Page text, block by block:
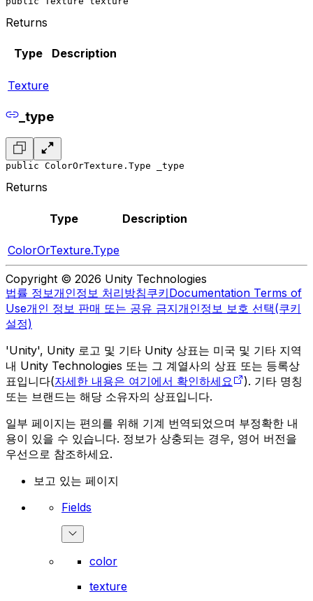
Returns
Type Description
Texture
_type
public ColorOrTexture.Type _type
Returns
Type Description
ColorOrTexture.Type
Copyright © 2026 Unity Technologies
법률 정보개인정보 처리방침쿠키Documentation Terms of
Use개인 정보 판매 또는 공유 금지개인정보 보호 선택(쿠키
설정)
'Unity', Unity 로고 및 기타 Unity 상표는 미국 및 기타 지역
내 Unity Technologies 또는 그 계열사의 상표 또는 등록상
표입니다(자세한 내용은 여기에서 확인하세요
). 기타 명칭
또는 브랜드는 해당 소유자의 상표입니다.
일부 페이지는 편의를 위해 기계 번역되었으며 부정확한 내
용이 있을 수 있습니다. 정보가 상충되는 경우, 영어 버전을
우선으로 참조하세요.
보고 있는 페이지
Fields
color
texture